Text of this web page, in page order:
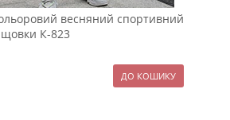
весняний спортивний
К-823